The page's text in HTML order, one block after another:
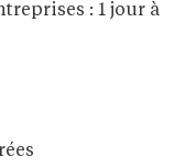
: 1 jour à